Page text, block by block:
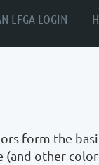
LFGA LOGIN
form the
(and other